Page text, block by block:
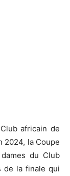
africain de
2024, la Coupe
du Club
de la finale qui